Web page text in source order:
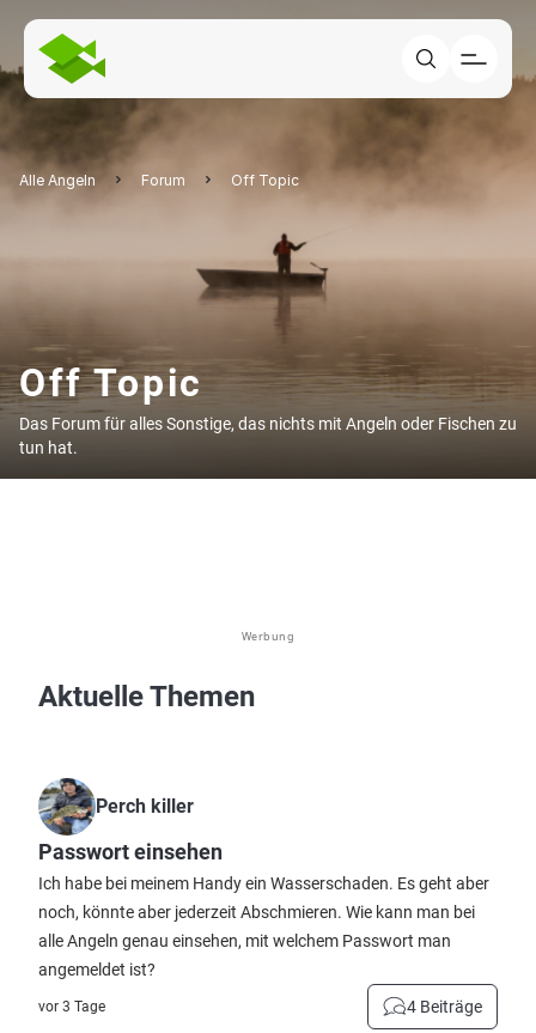
Alle Angeln Forum Off Topic
Off Topic
Das Forum für alles Sonstige, das nichts mit Angeln oder Fischen zu
tun hat.
Werbung
Aktuelle Themen
Perch killer
Passwort einsehen
Ich habe bei meinem Handy ein Wasserschaden. Es geht aber
noch, könnte aber jederzeit Abschmieren. Wie kann man bei
alle Angeln genau einsehen, mit welchem Passwort man
angemeldet ist?
vor 3 Tage 4 Beiträge